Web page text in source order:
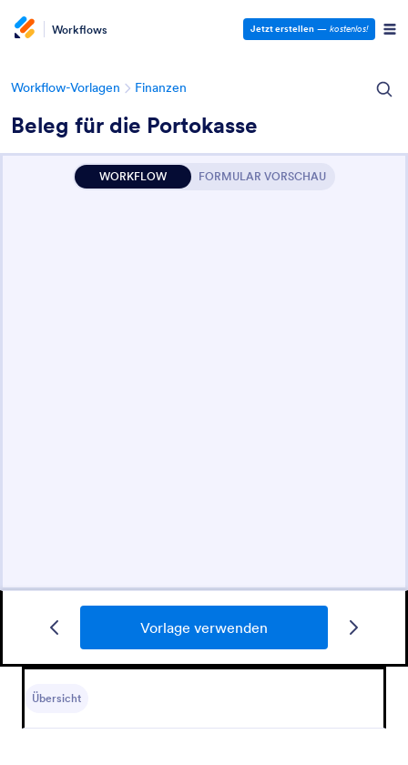
Workflows Jetzt erstellen — kostenlos!
Workflow-Vorlagen Finanzen
Beleg für die Portokasse
WORKFLOW FORMULAR VORSCHAU
Vorlage verwenden
Übersicht